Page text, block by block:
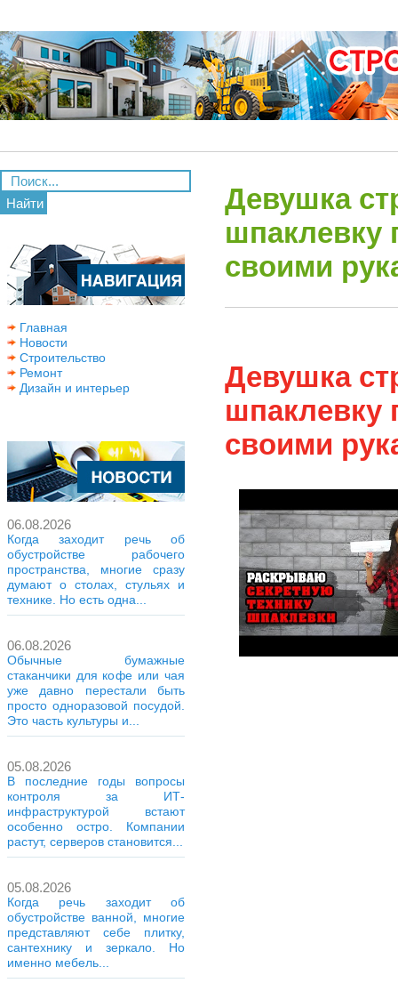
Найти
Главная
Новости
Строительство
Ремонт
Дизайн и интерьер
06.08.2026
Когда заходит речь об
обустройстве рабочего
пространства, многие сразу
думают о столах, стульях и
технике. Но есть одна...
06.08.2026
Обычные бумажные
стаканчики для кофе или чая
уже давно перестали быть
просто одноразовой посудой.
Это часть культуры и...
05.08.2026
В последние годы вопросы
контроля за ИТ-
инфраструктурой встают
особенно остро. Компании
растут, серверов становится...
05.08.2026
Когда речь заходит об
обустройстве ванной, многие
представляют себе плитку,
сантехнику и зеркало. Но
именно мебель...
Девушка
шпаклевку
своими
Девушка
шпаклевку
своими